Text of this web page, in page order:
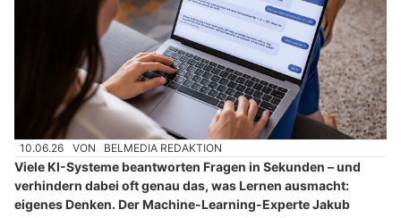
10.06.26 VON BELMEDIA REDAKTION
Viele KI-Systeme beantworten Fragen in Sekunden – und
verhindern dabei oft genau das, was Lernen ausmacht:
eigenes Denken. Der Machine-Learning-Experte Jakub